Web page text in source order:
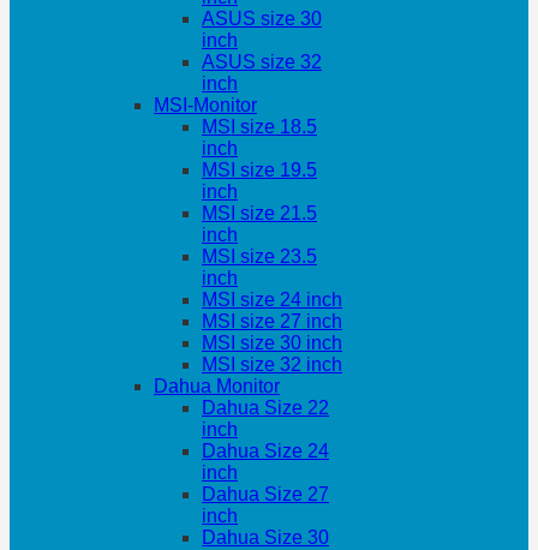
ASUS size 30
inch
ASUS size 32
inch
MSI-Monitor
MSI size 18.5
inch
MSI size 19.5
inch
MSI size 21.5
inch
MSI size 23.5
inch
MSI size 24 inch
MSI size 27 inch
MSI size 30 inch
MSI size 32 inch
Dahua Monitor
Dahua Size 22
inch
Dahua Size 24
inch
Dahua Size 27
inch
Dahua Size 30